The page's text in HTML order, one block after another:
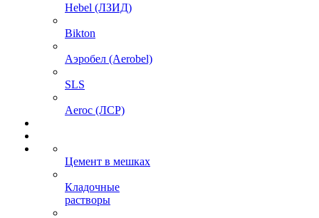
Hebel (ЛЗИД)
Bikton
Аэробел (Aerobel)
SLS
Aeroc (ЛСР)
Цемент в мешках
Кладочные
растворы